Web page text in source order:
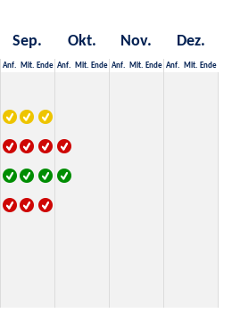
Sep. Okt. Nov. Dez.
Anf. Mit. Ende Anf. Mit. Ende Anf. Mit. Ende Anf. Mit. Ende